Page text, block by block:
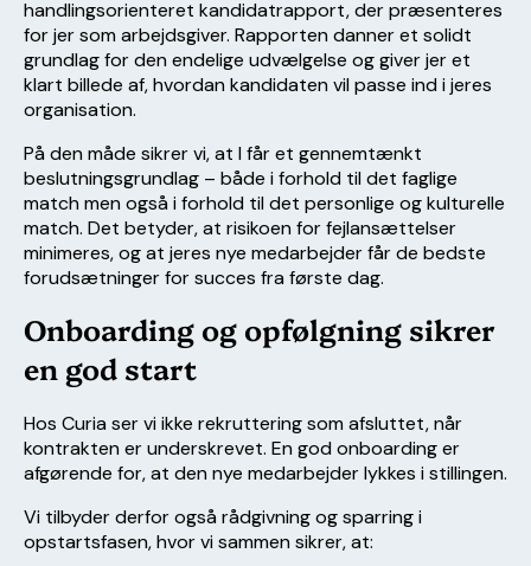
handlingsorienteret kandidatrapport, der præsenteres
for jer som arbejdsgiver. Rapporten danner et solidt
grundlag for den endelige udvælgelse og giver jer et
klart billede af, hvordan kandidaten vil passe ind i jeres
organisation.
På den måde sikrer vi, at I får et gennemtænkt
beslutningsgrundlag – både i forhold til det faglige
match men også i forhold til det personlige og kulturelle
match. Det betyder, at risikoen for fejlansættelser
minimeres, og at jeres nye medarbejder får de bedste
forudsætninger for succes fra første dag.
Onboarding og opfølgning sikrer
en god start
Hos Curia ser vi ikke rekruttering som afsluttet, når
kontrakten er underskrevet. En god onboarding er
afgørende for, at den nye medarbejder lykkes i stillingen.
Vi tilbyder derfor også rådgivning og sparring i
opstartsfasen, hvor vi sammen sikrer, at: